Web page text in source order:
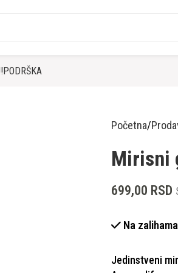
PODRŠKA
Početna
Mirisni
699,00 RSD
Na zalihama
Jedinstveni